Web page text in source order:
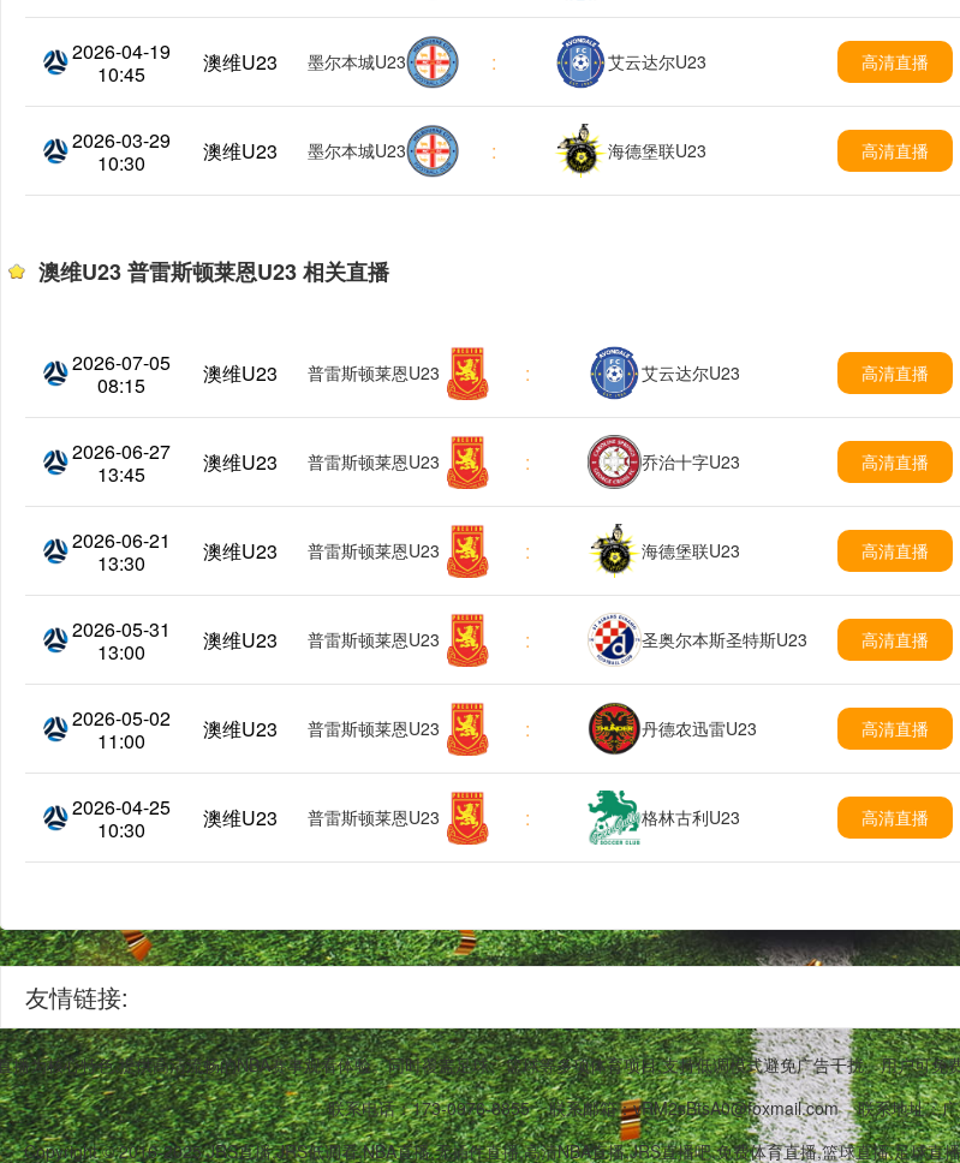
2026-04-19
10:45
澳维U23 墨尔本城U23 : 艾云达尔U23 高清直播
2026-03-29
10:30
澳维U23 墨尔本城U23 : 海德堡联U23 高清直播
澳维U23 普雷斯顿莱恩U23 相关直播
2026-07-05
08:15
澳维U23 普雷斯顿莱恩U23 : 艾云达尔U23 高清直播
2026-06-27
13:45
澳维U23 普雷斯顿莱恩U23 : 乔治十字U23 高清直播
2026-06-21
13:30
澳维U23 普雷斯顿莱恩U23 : 海德堡联U23 高清直播
2026-05-31
13:00
澳维U23 普雷斯顿莱恩U23 : 圣奥尔本斯圣特斯U23 高清直播
2026-05-02
11:00
澳维U23 普雷斯顿莱恩U23 : 丹德农迅雷U23 高清直播
2026-04-25
10:30
澳维U23 普雷斯顿莱恩U23 : 格林古利U23 高清直播
友情链接:
为核心特色,提供高清流畅的NBA赛事观看体验。同时覆盖足球、篮球等多项体育项目,支持低调模式避免广告干扰。用户
联系电话：173-0976-8855
联系邮箱：vRM2sBtsA0@foxmail.com 联系地址：
Copyright © 2016-2025 JRS直播,JRS低调看,NBA直播,无插件直播,高清NBA直播,JRS直播吧,免费体育直播,篮球直播,足球直